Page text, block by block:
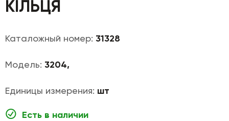
КІЛЬЦЯ
Каталожный номер: 31328
Модель: 3204,
Единицы измерения: шт
Есть в наличии